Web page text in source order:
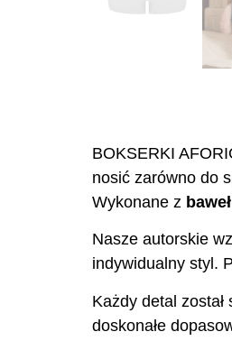
BOKSERKI
nosić zarówno do
Wykonane z
Nasze autorskie
indywidualny styl.
Każdy detal
doskonałe